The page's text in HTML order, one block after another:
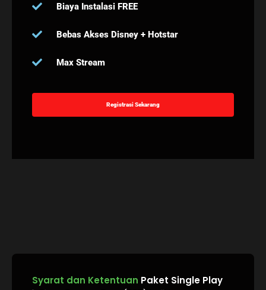
Biaya Instalasi FREE
Bebas Akses Disney + Hotstar
Max Stream
Registrasi Sekarang
Syarat dan Ketentuan Paket Single Play